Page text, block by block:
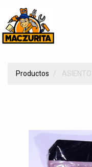
Productos